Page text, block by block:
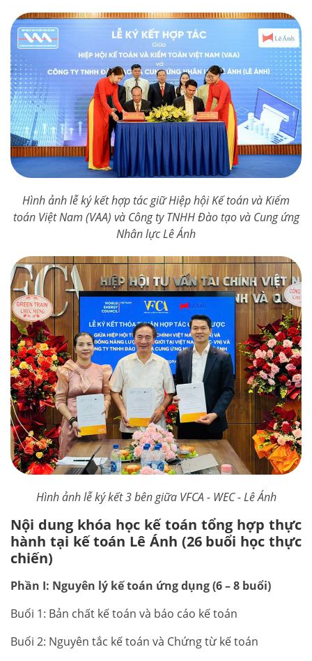
Hình ảnh lễ ký kết hợp tác giữ Hiệp hội Kế toán và Kiểm
toán Việt Nam (VAA) và Công ty TNHH Đào tạo và Cung ứng
Nhân lực Lê Ánh
Hình ảnh lễ ký kết 3 bên giữa VFCA - WEC - Lê Ánh
Nội dung khóa học kế toán tổng hợp thực
hành tại kế toán Lê Ánh (26 buổi học thực
chiến)
Phần I: Nguyên lý kế toán ứng dụng (6 – 8 buổi)
Buổi 1: Bản chất kế toán và báo cáo kế toán
Buổi 2: Nguyên tắc kế toán và Chứng từ kế toán